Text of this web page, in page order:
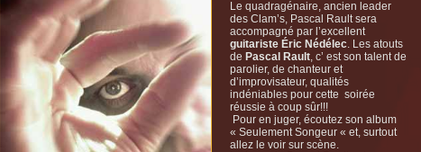
Le quadragénaire, ancien leader
des Clam’s, Pascal Rault sera
accompagné par l’excellent
guitariste Éric Nédélec . Les atouts
de Pascal Rault , c’ est son talent de
parolier, de chanteur et
d’improvisateur, qualités
indéniables pour cette soirée
réussie à coup sûr!!!
Pour en juger, écoutez son album
« Seulement Songeur « et, surtout
allez le voir sur scène.